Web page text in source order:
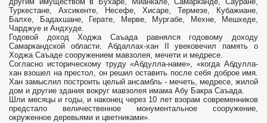
Туркестане, Ахсикенте, Несефе, Хисаре, Термезе, Кубажиане,
Балхе, Бадахшане, Герате, Мерве, Мургабе, Мехне, Мешхеде,
Чарджуе и Андхуде.
Годовой доход Ходжа Саъада равнялся годовому доходу
Самаркандской области. Абдаллах-хан II увековечил память о
Ходжа Саъаде сооружением мавзолея, мечети и медресе.
Согласно историческому труду «Абдулла-наме», «когда Абдулла-
хан взошел на престол, он решил оставить после себя доброе имя.
Хан замыслил построить целый ансамбль - мечеть, медресе, жилой
дом и другие здания вокруг мавзолея имама Абу Бакра Саъада.
Шли месяцы и годы, и наконец через 10 лет взорам современников
предстало величественное монументальное сооружение,
окруженное деревьями и цветниками».